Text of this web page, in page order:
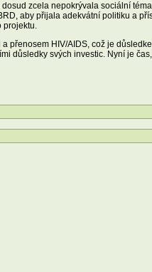
zcela nepokrývala sociální
aby přijala adekvátní politiku a
přenosem HIV/AIDS, což je
důsledky svých investic. Nyní je